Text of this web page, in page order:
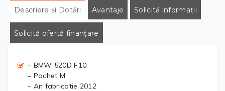
Descriere și Dotări Avantaje Solicită informații
Solicită ofertă finanțare
– BMW 520D F10
– Pachet M
– An fabricatie 2012